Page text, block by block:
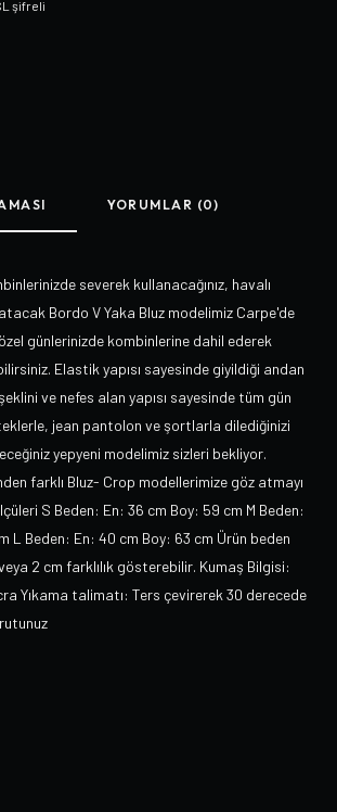
şifreli
YORUMLAR (0)
severek kullanacağınız, havalı
Bordo V Yaka Bluz modelimiz Carpe'de
günlerinizde kombinlerine dahil ederek
Elastik yapısı sayesinde giyildiği andan
ve nefes alan yapısı sayesinde tüm gün
jean pantolon ve şortlarla dilediğinizi
yepyeni modelimiz sizleri bekliyor.
farklı Bluz- Crop modellerimize göz atmayı
S Beden: En: 36 cm Boy: 59 cm M Beden:
L Beden: En: 40 cm Boy: 63 cm Ürün beden
2 cm farklılık gösterebilir. Kumaş Bilgisi:
Yıkama talimatı: Ters çevirerek 30 derecede